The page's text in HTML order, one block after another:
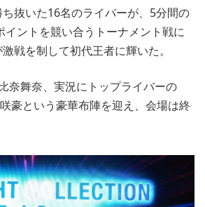
抜いた16名のライバーが、5分間の
イントを競い合うトーナメント戦に
戦を制して初代王者に輝いた。
奈舞奈、実況にトップライバーの
豪という豪華布陣を迎え、会場は終